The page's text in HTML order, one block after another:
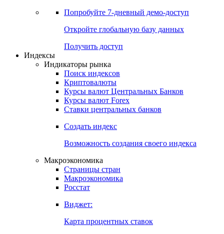
Попробуйте 7-дневный демо-доступ
Откройте глобальную базу данных
Получить доступ
Индексы
Индикаторы рынка
Поиск индексов
Криптовалюты
Курсы валют Центральных Банков
Курсы валют Forex
Ставки центральных банков
Создать индекс
Возможность создания своего индекса
Макроэкономика
Страницы стран
Макроэкономика
Росстат
Виджет:
Карта процентных ставок